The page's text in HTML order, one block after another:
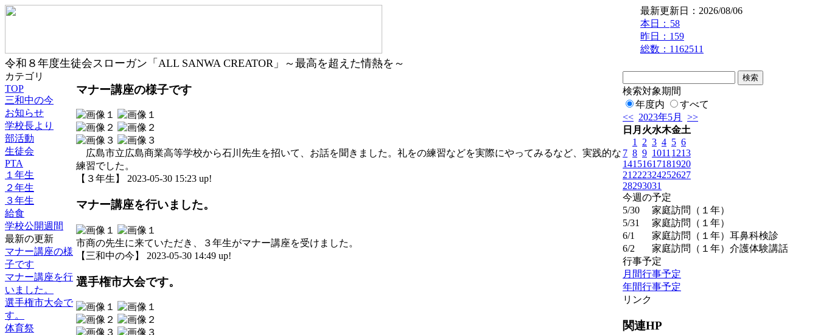
最新更新日：2026/08/06
本日： 58
昨日：159
総数：1162511
令和８年度生徒会スローガン「ALL SANWA CREATOR」～最高を超えた情熱を～
カテゴリ
TOP
三和中の今
お知らせ
学校長より
部活動
生徒会
PTA
１年生
２年生
３年生
給食
学校公開週間
最新の更新
マナー講座の様
子です
マナー講座を行
いました。
選手権市大会で
す。
体育祭
マナー講座の様子です
広島市立広島商業高等学校から石川先生を招いて、お話を聞きました。礼をの練習などを実際にやってみるなど、実践的な
練習でした。
【３年生】 2023-05-30 15:23 up!
マナー講座を行いました。
市商の先生に来ていただき、３年生がマナー講座を受けました。
【三和中の今】 2023-05-30 14:49 up!
選手権市大会です。
検索対象期間
年度内
すべて
<< 2023年5月
>>
日 月 火水木金土
1
2 3 4 5 6
7 8 9 1011 1213
14151617181920
21 222324252627
28293031
今週の予定
5/30
家庭訪問（１年）
5/31
家庭訪問（１年）
6/1
家庭訪問（１年）耳鼻科検診
6/2
家庭訪問（１年）介護体験講話
行事予定
月間行事予定
年間行事予定
リンク
関連HP